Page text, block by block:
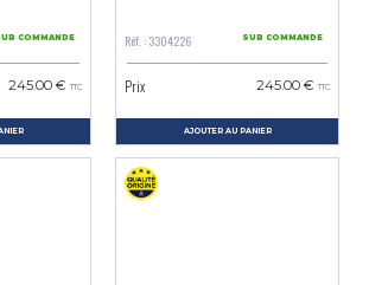
COMMANDE
245.00 € TTC
Réf. : 3304226 SUR COMMANDE
Prix 245.00 € TTC
AJOUTER AU PANIER